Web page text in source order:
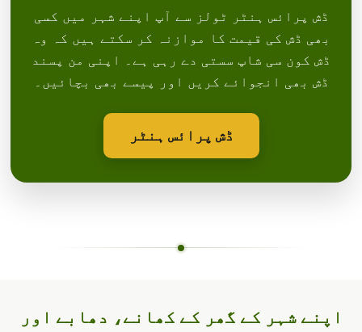
ڈش پرائس ہنٹر ٹولز سے آپ اپنے شہر میں کسی
بھی ڈش کی قیمت کا موازنہ کر سکتے ہیں کہ وہ
ڈش کون سی شاپ سستی دے رہی ہے۔ اپنی من پسند
ڈش بھی انجوائے کریں اور پیسے بھی بچائیں۔
ڈش پرائس ہنٹر
اپنے شہر کے گھر کے کھانے، دھابے اور